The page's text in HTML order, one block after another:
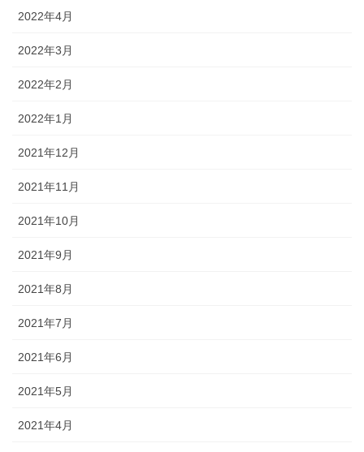
2022年4月
2022年3月
2022年2月
2022年1月
2021年12月
2021年11月
2021年10月
2021年9月
2021年8月
2021年7月
2021年6月
2021年5月
2021年4月